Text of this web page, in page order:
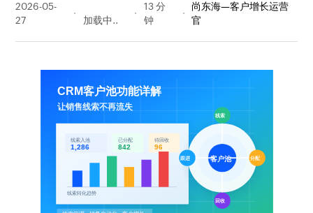
2026-05-
27
量
13 分
钟
尚东海—客户增长运营
官